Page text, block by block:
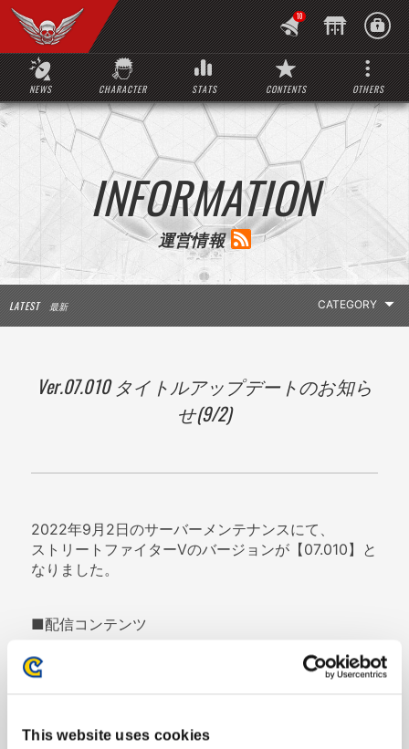
This website uses cookies
NEWS CHARACTER STATS CONTENTS OTHERS
10
INFORMATION
運営情報
LATEST 最新
お知らせ
メンテナンス
Ver.07.010 タイトルアップデートのお知ら
せ(9/2)
2022年9月2日のサーバーメンテナンスにて、
ストリートファイターVのバージョンが【07.010】と
なりました。
■配信コンテンツ
SFL: Pro JP 2022 全8チームコスチュームパック
SFL: Pro JP 2022 v6 プラス FAV gaming コスチュ
ームパック
ク